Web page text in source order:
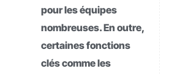
pour les équipes
nombreuses. En outre,
certaines fonctions
clés comme les